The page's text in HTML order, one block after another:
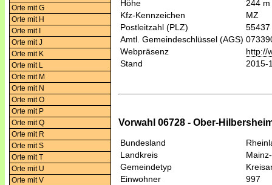
Orte mit G
Orte mit H
Orte mit I
Orte mit J
Orte mit K
Orte mit L
Orte mit M
Orte mit N
Orte mit O
Orte mit P
Orte mit Q
Orte mit R
Orte mit S
Orte mit T
Orte mit U
Orte mit V
Höhe
244 m
Kfz-Kennzeichen
MZ
Postleitzahl (PLZ)
55437
Amtl. Gemeindeschlüssel (AGS)
Webpräsenz
http://
Stand
2015-
Vorwahl 06728 - Ober-
Bundesland
Landkreis
Gemeindetyp
Einwohner
997